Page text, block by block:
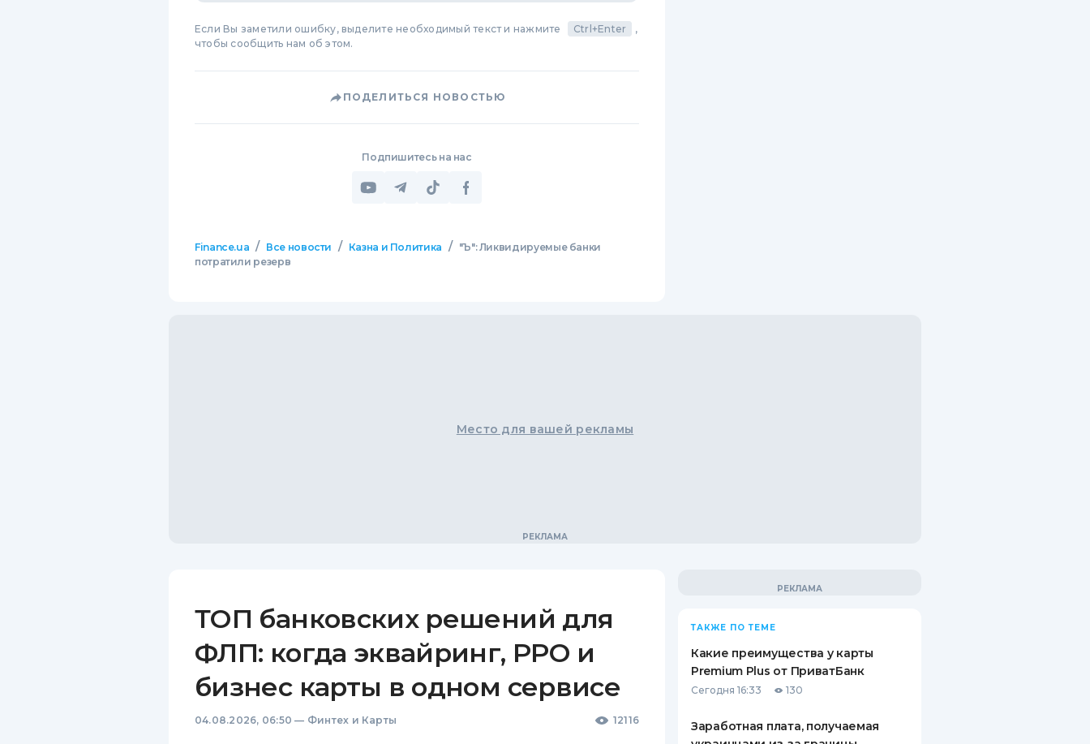
Если Вы заметили ошибку, выделите необходимый текст и нажмите Ctrl+Enter
,
чтобы сообщить нам об этом.
ПОДЕЛИТЬСЯ НОВОСТЬЮ
Подпишитесь на нас
Finance.ua / Все новости / Казна и Политика /
"Ъ": Ликвидируемые банки
потратили резерв
Место для вашей рекламы
ТОП банковских решений для
ФЛП: когда эквайринг, РРО и
бизнес карты в одном сервисе
04.08.2026, 06:50 — Финтех и Карты 12116
ТАКЖЕ ПО ТЕМЕ
Какие преимущества у карты
Premium Plus от ПриватБанк
Сегодня 16:33 130
Заработная плата, получаемая